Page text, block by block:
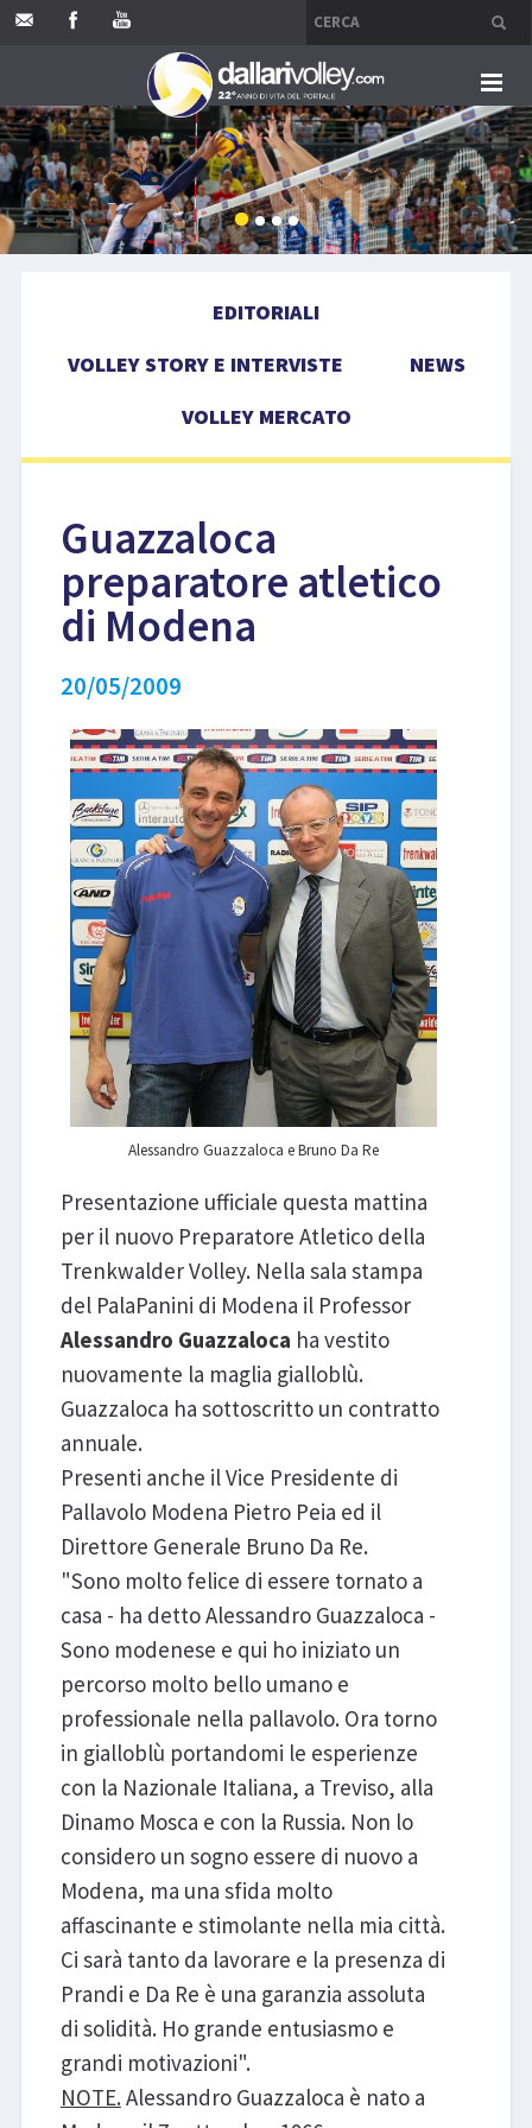
HOME
EDITORIALI
VOLLEY MERCATO
COMPETIZIONI
LIBRI
EDITORIALI
VOLLEY STORY E INTERVISTE
NEWS
VOLLEY MERCATO
Guazzaloca
preparatore atletico
di Modena
20/05/2009
Alessandro Guazzaloca e Bruno Da Re
Presentazione ufficiale questa mattina
per il nuovo Preparatore Atletico della
Trenkwalder Volley. Nella sala stampa
del PalaPanini di Modena il Professor
Alessandro Guazzaloca ha vestito
nuovamente la maglia gialloblù.
Guazzaloca ha sottoscritto un contratto
annuale.
Presenti anche il Vice Presidente di
Pallavolo Modena Pietro Peia ed il
Direttore Generale Bruno Da Re.
"Sono molto felice di essere tornato a
casa - ha detto Alessandro Guazzaloca -
Sono modenese e qui ho iniziato un
percorso molto bello umano e
professionale nella pallavolo. Ora torno
in gialloblù portandomi le esperienze
con la Nazionale Italiana, a Treviso, alla
Dinamo Mosca e con la Russia. Non lo
considero un sogno essere di nuovo a
Modena, ma una sfida molto
affascinante e stimolante nella mia città.
Ci sarà tanto da lavorare e la presenza di
Prandi e Da Re è una garanzia assoluta
di solidità. Ho grande entusiasmo e
grandi motivazioni".
NOTE.Alessandro Guazzaloca è nato a